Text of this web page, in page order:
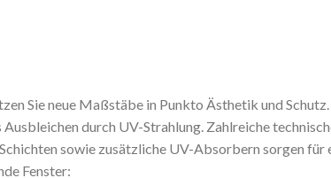
Sie neue Maßstäbe in Punkto Ästhetik und
durch UV-Strahlung. Zahlreiche
sowie zusätzliche UV-Absorbern sorgen für
Fenster: